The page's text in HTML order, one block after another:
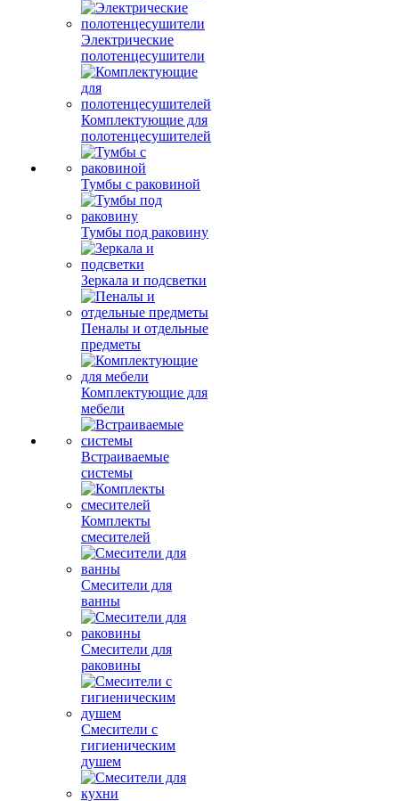
Электрические
полотенцесушители
Комплектующие для
полотенцесушителей
Тумбы с раковиной
Тумбы под раковину
Зеркала и подсветки
Пеналы и отдельные
предметы
Комплектующие для
мебели
Встраиваемые
системы
Комплекты
смесителей
Смесители для
ванны
Смесители для
раковины
Смесители с
гигиеническим
душем